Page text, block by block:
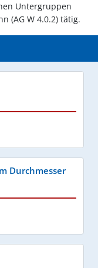
Untergruppen
(AG W 4.0.2) tätig.
Durchmesser